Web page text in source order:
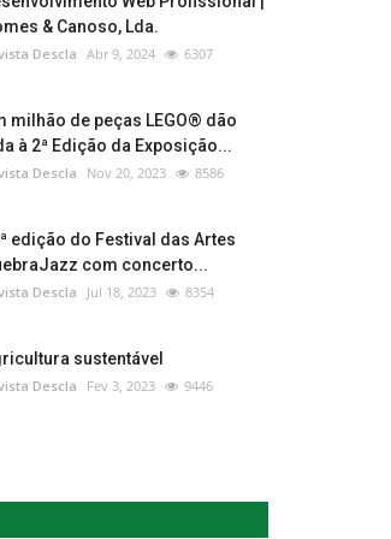
& Canoso, Lda.
Descla Abr 9, 2024 6307
milhão de peças LEGO® dão
à 2ª Edição da Exposição...
Descla Nov 20, 2023 8586
edição do Festival das Artes
com concerto...
Descla Jul 18, 2023 8354
sustentável
Descla Fev 3, 2023 9446